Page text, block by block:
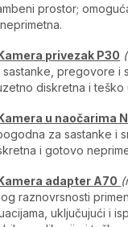
prostor;
privezak P30
sastanke, pregovore i
diskretna i teško
u naočarima
za sastanke i
i gotovo
adapter A70
raznovrsnosti
uključujući i